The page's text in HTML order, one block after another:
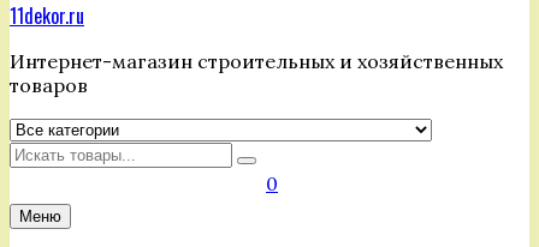
11dekor.ru
Интернет-магазин строительных и хозяйственных
товаров
Искать
0
Меню